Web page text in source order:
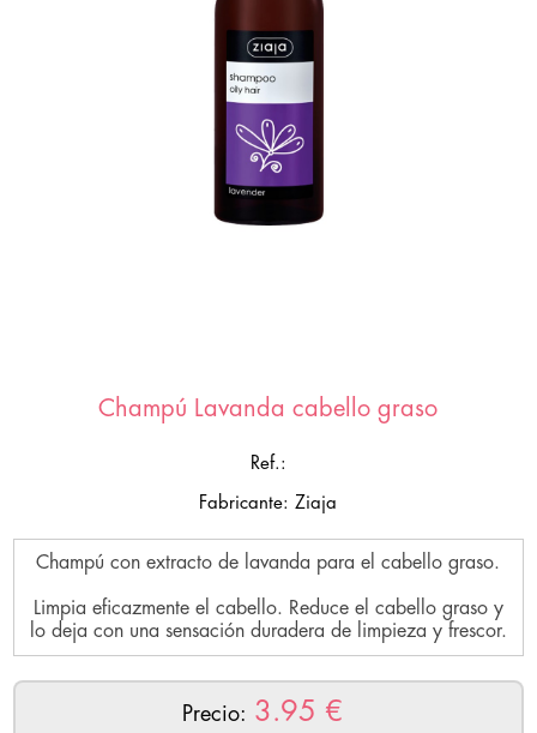
Champú Lavanda cabello graso
Ref.:
Fabricante: Ziaja
Champú con extracto de lavanda para el cabello graso.
Limpia eficazmente el cabello. Reduce el cabello graso y
lo deja con una sensación duradera de limpieza y frescor.
Precio: 3.95 €